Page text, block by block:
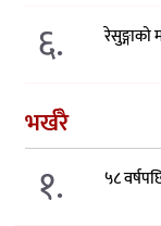
६. रेसुङ्गाको
भर्खरै
१. ५८